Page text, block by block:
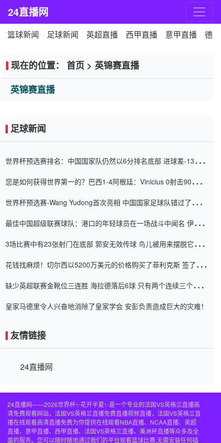
24直播网
篮球新闻 足球新闻 英超直播 西甲直播 意甲直播 德
现在的位置： 首页 > 英锦赛直播
英锦赛直播
足球新闻
世界杯预选赛排名：中国国家队仍然以6分排名底部 进球差-13令人
您是如何获得世界第一的？巴西1-4阿根廷：Vinicius 0射击90分钟
世界杯预选赛-Wang Yudong首次亮相 中国国家足球队错过了世界
最佳中国超级联赛球队：港口的年轻球员在一场战斗中闻名 伊万放
3场比赛中有23张射门在底部 郭安无效传球 鸟儿被用来摆脱它
花钱找麻烦！切尔西以5200万美元的价格购买了菲利克斯 签了7年
缺少英超联赛金靴位三连胜 海拉德落后6球 只有两个连续三个连续
皇家马德里令人兴奋地消除了皇家学会 安彭负责造成巨大的灾难！
友情链接
24直播网
24直播网——2026世界杯✨花开半夏✨是一个专业的法国VS英格兰直播高
清免费观看网站，法国VS英格兰直播免费直播视频直播，法国VS英格兰直
播在线观看高清直播免费为你提供在线观看NBA直播、NCAA直播、英超
直播、意甲直播、西甲直播、法国VS英格兰直播、美洲杯直播等众多及全
面的服务。您可以随时随地通过我们的平台观看篮球比赛,无需安装任何插